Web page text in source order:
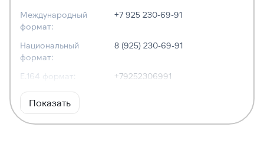
Международный
формат:
+7 925 230-69-91
Национальный
формат:
8 (925) 230-69-91
E.164 формат:
+79252306991
RFC3966
формат:
Показать